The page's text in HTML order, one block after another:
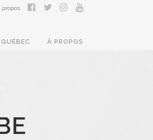
propos
QUÉBEC À PROPOS